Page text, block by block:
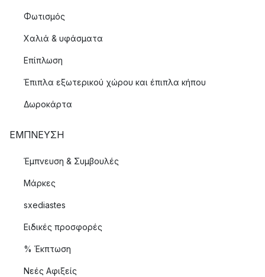
Φωτισμός
Χαλιά & υφάσματα
Επίπλωση
Έπιπλα εξωτερικού χώρου και έπιπλα κήπου
Δωροκάρτα
ΈΜΠΝΕΥΣΗ
Έμπνευση & Συμβουλές
Μάρκες
sxediastes
Ειδικές προσφορές
% Έκπτωση
Νεές Αφιξείς